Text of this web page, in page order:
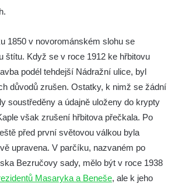
Újezdě
ve Velešíně
ve Velešíně
ve Velešíně
ve Velešíně
v poutním areálu
– XXV. kaple – Boží
1850 v novorománském slohu se
štítu. Když se v roce 1912 ke hřbitovu
podél tehdejší Nádražní ulice, byl
důvodů zrušen. Ostatky, k nimž se žádní
soustředěny a údajně uloženy do krypty
však zrušení hřbitova přečkala. Po
před první světovou válkou byla
upravena. V parčíku, nazvaném po
Bezručovy sady, mělo být v roce 1938
Masaryka a Beneše, ale k jeho